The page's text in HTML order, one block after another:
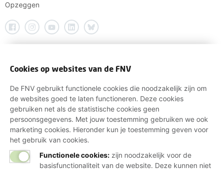
Opzeggen
Cookies op websites van de FNV
De FNV gebruikt functionele cookies die noodzakelijk zijn om
de websites goed te laten functioneren. Deze cookies
gebruiken net als de statistische cookies geen
persoonsgegevens. Met jouw toestemming gebruiken we ook
marketing cookies. Hieronder kun je toestemming geven voor
het gebruik van cookies.
Functionele cookies: zijn noodzakelijk voor de
basisfunctionaliteit van de website. Deze kunnen niet